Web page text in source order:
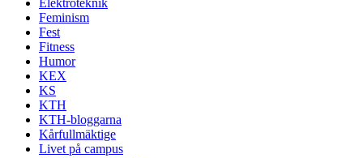
Elektroteknik
Feminism
Fest
Fitness
Humor
KEX
KS
KTH
KTH-bloggarna
Kårfullmäktige
Livet på campus